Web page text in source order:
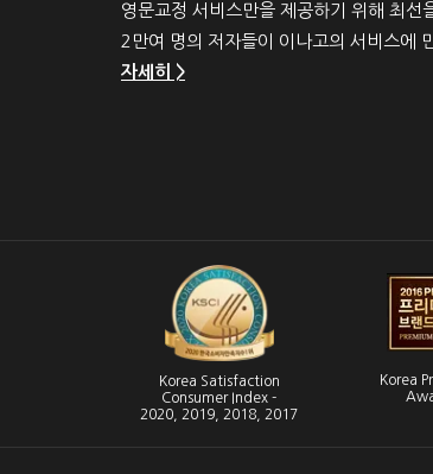
영문교정 서비스만을 제공하기 위해 최선
2만여 명의 저자들이 이나고의 서비스에
자세히 >
Korea Satisfaction
Consumer Index -
2020, 2019, 2018, 2017
Korea